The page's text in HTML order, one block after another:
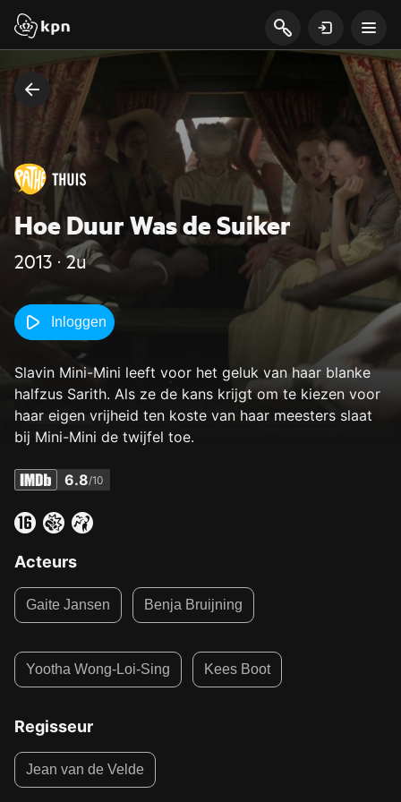
Hoe Duur Was de Suiker
2013 ‧ 2u
Inloggen
Slavin Mini-Mini leeft voor het geluk van haar blanke
halfzus Sarith. Als ze de kans krijgt om te kiezen voor
haar eigen vrijheid ten koste van haar meesters slaat
bij Mini-Mini de twijfel toe.
6.8/10
Acteurs
Gaite Jansen Benja Bruijning
Yootha Wong-Loi-Sing Kees Boot
Regisseur
Jean van de Velde